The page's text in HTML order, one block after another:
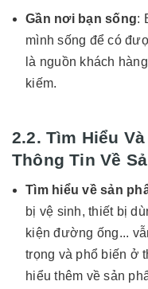
Gần nơi bạn sống:
mình sống để có
là nguồn khách
kiếm.
2.2. Tìm Hiểu
Thông Tin Về
Tìm hiểu về sản
bị vệ sinh, thiết bị
kiện đường ống...
trọng và phổ biến ở
hiểu thêm về sản